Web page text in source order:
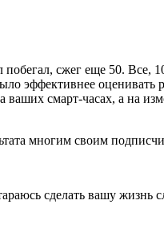
сжег еще 50. Все,
эффективнее оценивать
смарт-часах, а на
многим своим
сделать вашу жизнь